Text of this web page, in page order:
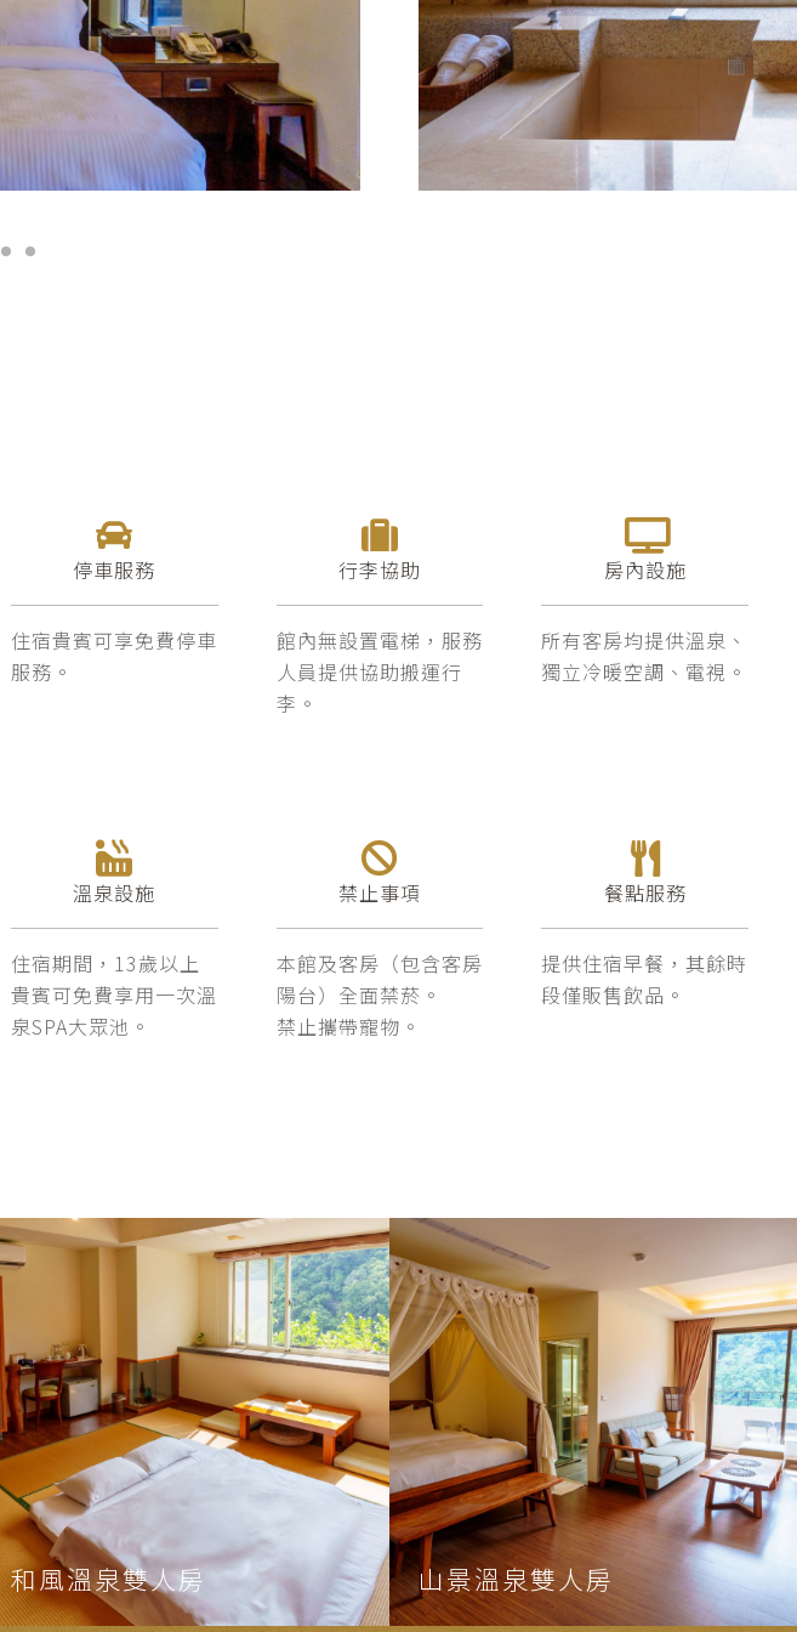
停車服務
住宿貴賓可享免費停車
服務。
⾏李協助
館內無設置電梯，服務
⼈員提供協助搬運⾏
李。
房內設施
所有客房均提供溫泉、
獨立冷暖空調、電視。
溫泉設施
住宿期間，13歲以上
貴賓可免費享用一次溫
泉SPA大眾池。
禁止事項
本館及客房（包含客房
陽台）全面禁菸。
禁止攜帶寵物。
餐點服務
提供住宿早餐，其餘時
段僅販售飲品。
和風溫泉雙人房 山景溫泉雙人房